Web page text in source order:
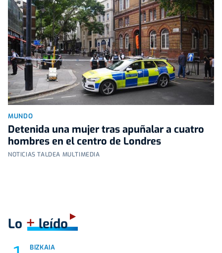
MUNDO
Detenida una mujer tras apuñalar a cuatro
hombres en el centro de Londres
NOTICIAS TALDEA MULTIMEDIA
Lo +leído
BIZKAIA